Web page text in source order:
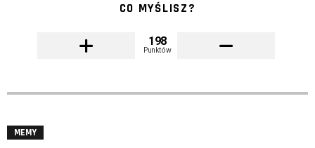
CO MYŚLISZ?
198
Punktów
MEMY